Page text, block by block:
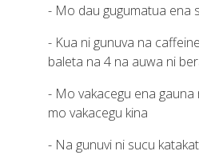
- Mo dau gugumatua ena
- Kua ni gunuva na
baleta na 4 na auwa ni
- Mo vakacegu ena
mo vakacegu kina
- Na gunuvi ni sucu